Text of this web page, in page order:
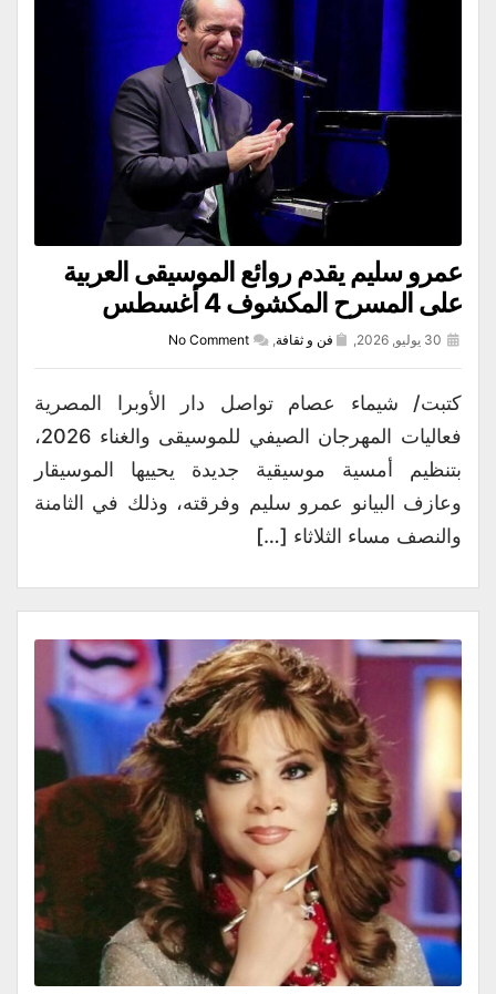
عمرو سليم يقدم روائع الموسيقى العربية
على المسرح المكشوف 4 أغسطس
فن و ثقافة No Comment
كتبت/ شيماء عصام تواصل دار الأوبرا المصرية
فعاليات المهرجان الصيفي للموسيقى والغناء 2026،
بتنظيم أمسية موسيقية جديدة يحييها الموسيقار
وعازف البيانو عمرو سليم وفرقته، وذلك في الثامنة
والنصف مساء الثلاثاء […]